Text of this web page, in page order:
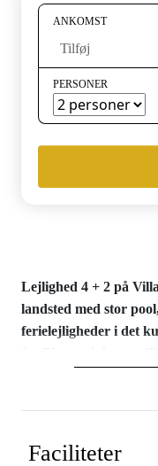
Lejlighed 4 + 2 på
landsted med stor
ferielejligheder i det
Lejlighederne på Villa
er pænt indrettede med
mulighed for at grille.
Faciliteter
ANKOMST
Tilføj
PERSONER